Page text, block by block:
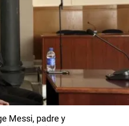
Messi, padre y